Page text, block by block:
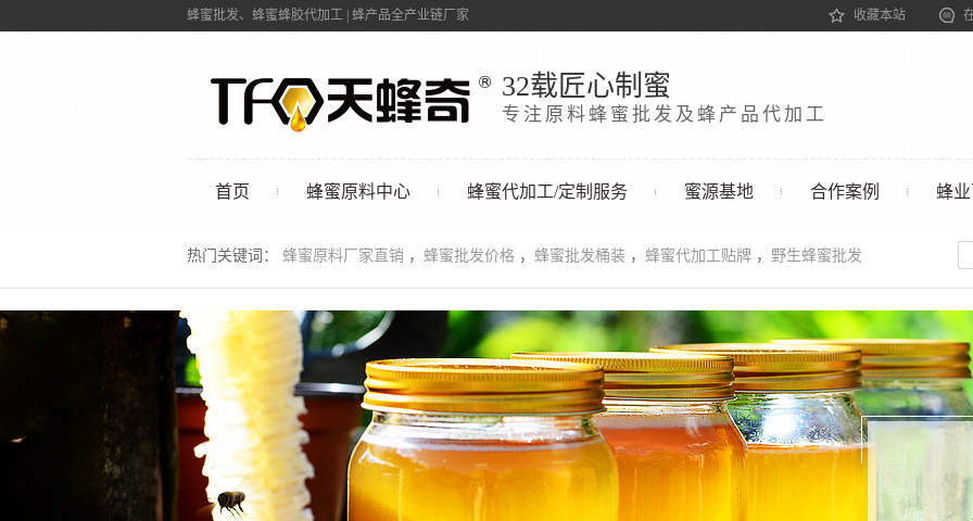
收藏本站
蜂蜜批发、蜂蜜蜂胶代加工 | 蜂产品全产业链厂家
32载匠心制蜜
专注原料蜂蜜批发及蜂产品代加工
首页 蜂蜜原料中心 蜂蜜代加工/定制服务 蜜源基地 合作案例 蜂
联系我们
热门关键词： 蜂蜜原料厂家直销 ， 蜂蜜批发价格 ， 蜂蜜批发桶装 ， 蜂蜜代加工贴牌 ， 野生蜂蜜批发